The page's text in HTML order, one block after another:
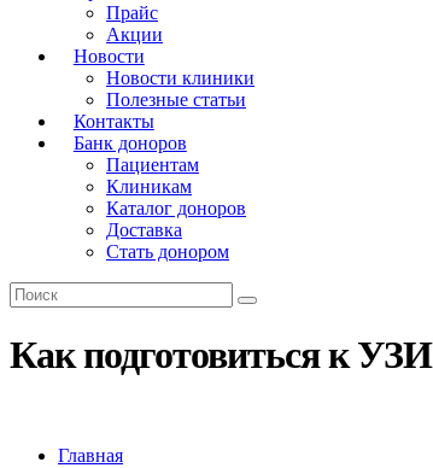
Прайс
Акции
Новости
Новости клиники
Полезные статьи
Контакты
Банк доноров
Пациентам
Клиникам
Каталог доноров
Доставка
Стать донором
Как подготовиться к УЗИ
Главная